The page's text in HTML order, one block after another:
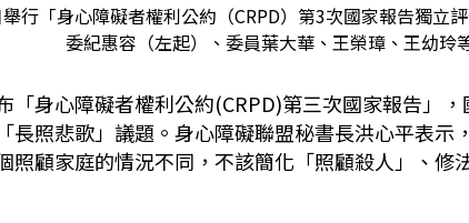
行「身心障礙者權利公約（CRPD）第3次國家報告獨立
委紀惠容（左起）、委員葉大華、王榮璋、王幼玲
「身心障礙者權利公約(CRPD)第三次國家報告」
長照悲歌」議題。身心障礙聯盟秘書長洪心平表示
照顧家庭的情況不同，不該簡化「照顧殺人」、修